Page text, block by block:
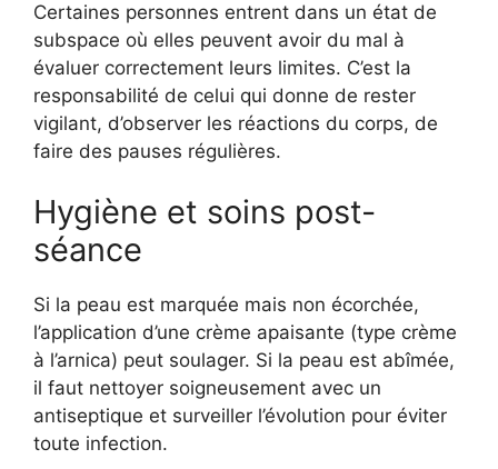
Certaines personnes entrent dans un état de
subspace où elles peuvent avoir du mal à
évaluer correctement leurs limites. C’est la
responsabilité de celui qui donne de rester
vigilant, d’observer les réactions du corps, de
faire des pauses régulières.
Hygiène et soins post-
séance
Si la peau est marquée mais non écorchée,
l’application d’une crème apaisante (type crème
à l’arnica) peut soulager. Si la peau est abîmée,
il faut nettoyer soigneusement avec un
antiseptique et surveiller l’évolution pour éviter
toute infection.